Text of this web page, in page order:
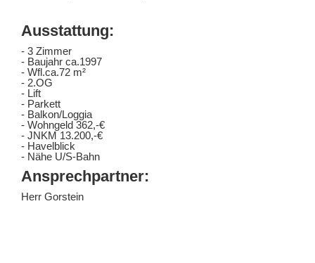
Ausstattung:
- 3 Zimmer
- Baujahr ca.1997
- Wfl.ca.72 m²
- 2.OG
- Lift
- Parkett
- Balkon/Loggia
- Wohngeld 362,-€
- JNKM 13.200,-€
- Havelblick
- Nähe U/S-Bahn
Ansprechpartner:
Herr Gorstein